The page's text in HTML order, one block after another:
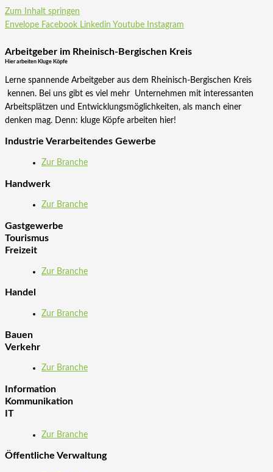
Zum Inhalt springen
Envelope Facebook Linkedin Youtube Instagram
Arbeitgeber im Rheinisch-Bergischen Kreis
Hier arbeiten Kluge Köpfe
Lerne spannende Arbeitgeber aus dem Rheinisch-Bergischen Kreis
kennen. Bei uns gibt es viel mehr Unternehmen mit interessanten
Arbeitsplätzen und Entwicklungsmöglichkeiten, als manch einer
denken mag. Denn: kluge Köpfe arbeiten hier!
Industrie Verarbeitendes Gewerbe
Zur Branche
Handwerk
Zur Branche
Gastgewerbe
Tourismus
Freizeit
Zur Branche
Handel
Zur Branche
Bauen
Verkehr
Zur Branche
Information
Kommunikation
IT
Zur Branche
Öffentliche Verwaltung